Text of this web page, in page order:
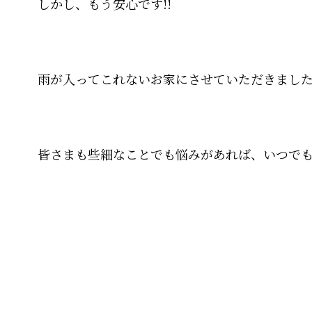
雨が入ってこれないお家にさせていただきました
皆さまも些細なことでも悩みがあれば、いつで